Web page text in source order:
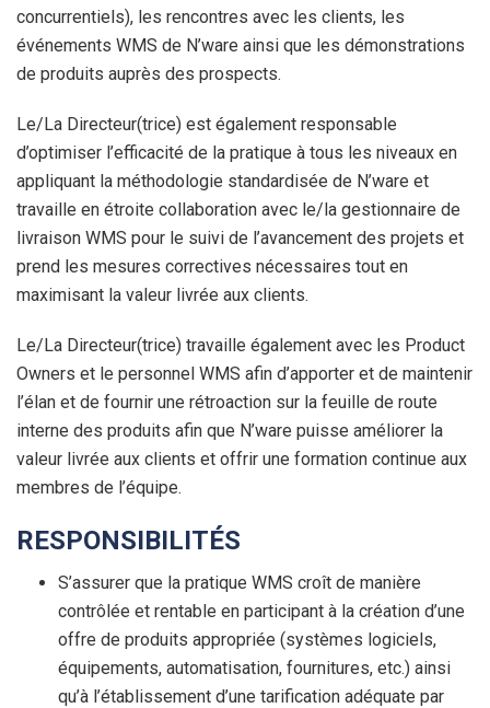
concurrentiels), les rencontres avec les clients, les
événements WMS de N’ware ainsi que les démonstrations
de produits auprès des prospects.
Le/La Directeur(trice) est également responsable
d’optimiser l’efficacité de la pratique à tous les niveaux en
appliquant la méthodologie standardisée de N’ware et
travaille en étroite collaboration avec le/la gestionnaire de
livraison WMS pour le suivi de l’avancement des projets et
prend les mesures correctives nécessaires tout en
maximisant la valeur livrée aux clients.
Le/La Directeur(trice) travaille également avec les Product
Owners et le personnel WMS afin d’apporter et de maintenir
l’élan et de fournir une rétroaction sur la feuille de route
interne des produits afin que N’ware puisse améliorer la
valeur livrée aux clients et offrir une formation continue aux
membres de l’équipe.
RESPONSIBILITÉS
S’assurer que la pratique WMS croît de manière
contrôlée et rentable en participant à la création d’une
offre de produits appropriée (systèmes logiciels,
équipements, automatisation, fournitures, etc.) ainsi
qu’à l’établissement d’une tarification adéquate par